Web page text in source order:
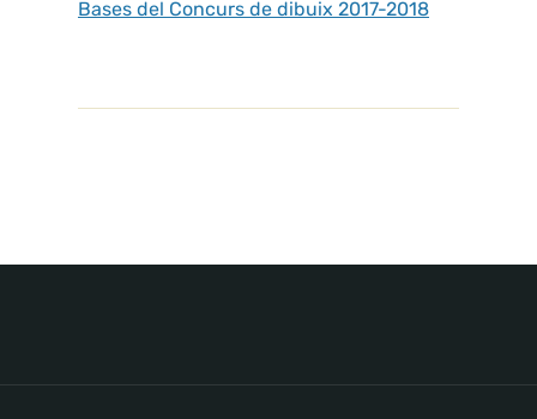
Bases del Concurs de dibuix 2017-2018